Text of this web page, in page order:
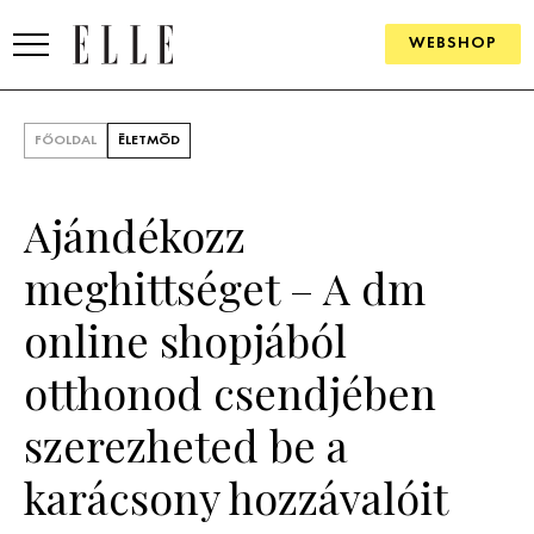
WEBSHOP
GOURMET AWARDS
SZÉPSÉG
KULTÚRA
PSZICHÉ
ÉLETMÓD
PÁRKAPCSOLAT
FŐOLDAL ÉLETMÓD
Ajándékozz
meghittséget – A dm
online shopjából
otthonod csendjében
szerezheted be a
karácsony hozzávalóit